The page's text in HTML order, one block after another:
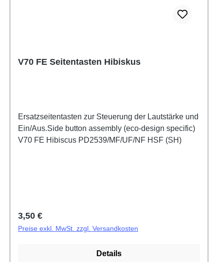
V70 FE Seitentasten Hibiskus
Ersatzseitentasten zur Steuerung der Lautstärke und
Ein/Aus.Side button assembly (eco-design specific)
V70 FE Hibiscus PD2539/MF/UF/NF HSF (SH)
Regulärer Preis:
3,50 €
Preise exkl. MwSt. zzgl. Versandkosten
Details